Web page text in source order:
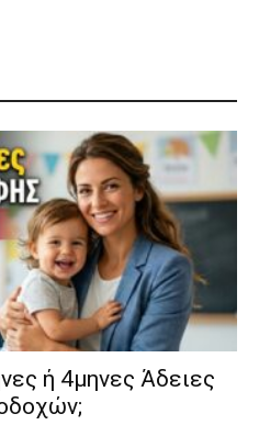
ή 4μηνες Άδειες